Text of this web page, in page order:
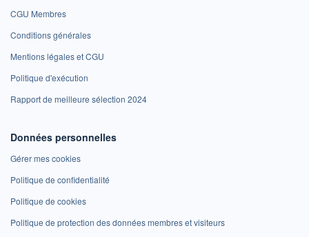
CGU Membres
Conditions générales
Mentions légales et CGU
Politique d'exécution
Rapport de meilleure sélection 2024
Données personnelles
Gérer mes cookies
Politique de confidentialité
Politique de cookies
Politique de protection des données membres et visiteurs